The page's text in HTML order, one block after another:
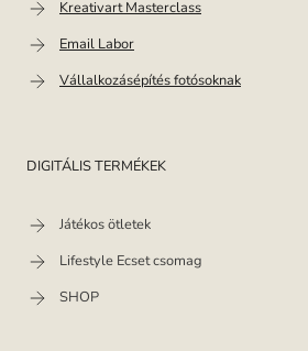
Kreativart Masterclass
Email Labor
Vállalkozásépítés fotósoknak
DIGITÁLIS TERMÉKEK
Játékos ötletek
Lifestyle Ecset csomag
SHOP